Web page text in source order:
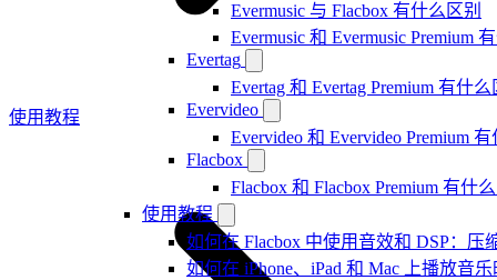
Evermusic 与 Flacbox 有什么区别
Evermusic 和 Evermusic Premium
Evertag
Evertag 和 Evertag Premium 有什
Evervideo
Evervideo 和 Evervideo Premium
Flacbox
Flacbox 和 Flacbox Premium 有什
使用教程
如何在 Flacbox 中使用音效和 DSP：压
如何在 iPhone、iPad 和 Mac 上播放音
使用教程